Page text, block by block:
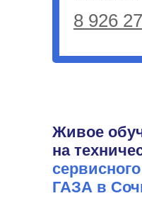
8 926
Живое
на
ГАЗА в